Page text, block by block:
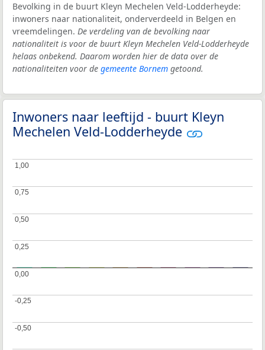
Bevolking in de buurt Kleyn Mechelen Veld-Lodderheyde:
inwoners naar nationaliteit, onderverdeeld in Belgen en
vreemdelingen. De verdeling van de bevolking naar
nationaliteit is voor de buurt Kleyn Mechelen Veld-Lodderheyde
helaas onbekend. Daarom worden hier de data over de
nationaliteiten voor de gemeente Bornem getoond.
Inwoners naar leeftijd - buurt Kleyn
Mechelen Veld-Lodderheyde
-0,50
-0,50
-0,25
-0,25
0,00
0,00
0,25
0,25
0,50
0,50
0,75
0,75
1,00
1,00